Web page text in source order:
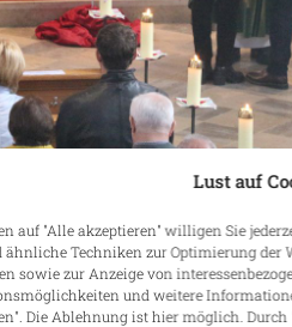
Lust auf
auf "Alle akzeptieren" willigen Sie
ähnliche Techniken zur Optimierung der
sowie zur Anzeige von
und weitere
Die Ablehnung ist hier möglich. Durch
und gemeinsamen
Eder und Diakon Alfons Eiber
Hausladen, Sprecher
Pfarreien rote Rosen.